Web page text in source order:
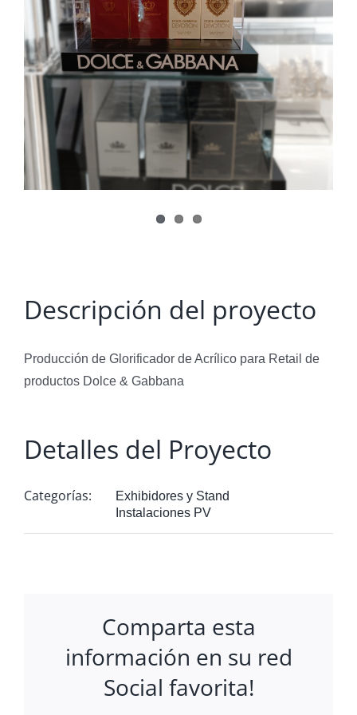
Descripción del proyecto
Producción de Glorificador de Acrílico para Retail de
productos Dolce & Gabbana
Detalles del Proyecto
Categorías:
Exhibidores y Stand
Instalaciones PV
Comparta esta
información en su red
Social favorita!